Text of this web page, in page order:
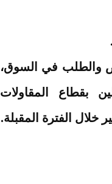
والطلب في السوق،
بقطاع المقاولات
الفترة المقبلة.